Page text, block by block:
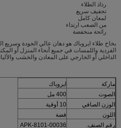
رذاذ الطلاء
تجفيف سريع
لمعان كامل
من الصعب ارتداء
رائحة منخفضة
بخاخ طلاء ايروباك هو دهان عالي الجودة وسريع
الفردية واللمسات في جميع أنحاء المنزل أو
الداخلي أو الخارجي على المعادن والخشب
ماركة
ايروباك
الصوت
400 مل
الوزن الصافي
10 أوقية
اللون
فضة
رقم الصنف.
APK-8101-00036